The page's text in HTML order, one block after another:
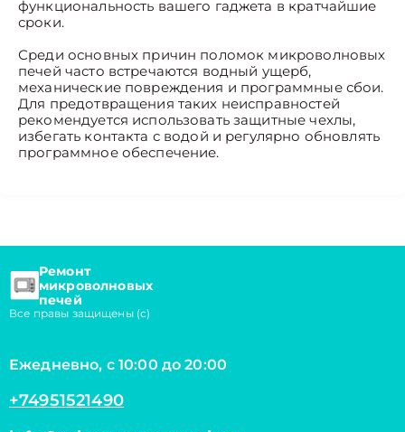
функциональность вашего гаджета в кратчайшие
сроки.
Среди основных причин поломок микроволновых
печей часто встречаются водный ущерб,
механические повреждения и программные сбои.
Для предотвращения таких неисправностей
рекомендуется использовать защитные чехлы,
избегать контакта с водой и регулярно обновлять
программное обеспечение.
Ремонт
микроволновых
печей
Все правы защищены (с)
Ежедневно, с 10:00 до 20:00
+74951521490